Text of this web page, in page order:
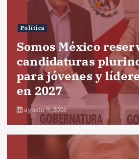
Política
Somos México
candidaturas
para jóvenes y
en 2027
agosto 9, 2026